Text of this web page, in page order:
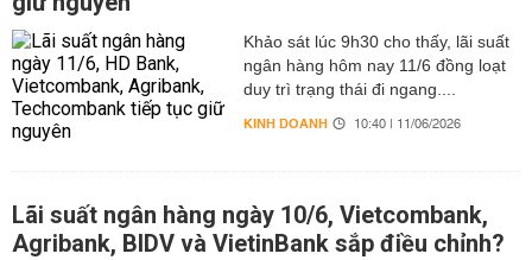
Khảo sát lúc 9h30 cho thấy, lãi suất
ngân hàng hôm nay 11/6 đồng loạt
duy trì trạng thái đi ngang....
KINH DOANH 10:40 | 11/06/2026
Lãi suất ngân hàng ngày 10/6, Vietcombank,
Agribank, BIDV và VietinBank sắp điều chỉnh?